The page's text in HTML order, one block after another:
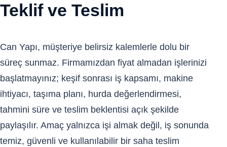
Teklif ve Teslim
Can Yapı, müşteriye belirsiz kalemlerle dolu bir
süreç sunmaz. Firmamızdan fiyat almadan işlerinizi
başlatmayınız; keşif sonrası iş kapsamı, makine
ihtiyacı, taşıma planı, hurda değerlendirmesi,
tahmini süre ve teslim beklentisi açık şekilde
paylaşılır. Amaç yalnızca işi almak değil, iş sonunda
temiz, güvenli ve kullanılabilir bir saha teslim